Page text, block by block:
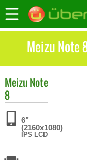
Meizu Note
Meizu Note
8
6"
(2160x1080)
IPS LCD